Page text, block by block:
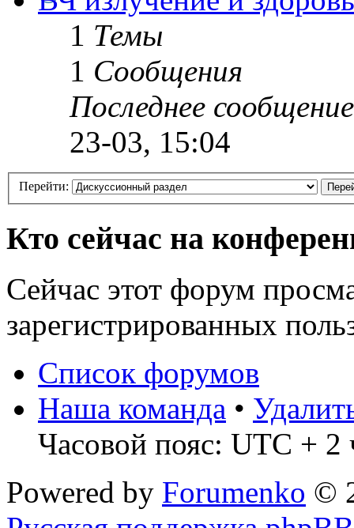
1 Темы
1 Сообщения
Последнее сообщение
23-03, 15:04
Перейти:
Кто сейчас на
Сейчас этот форум
зарегистрированных
Список форумов
Наша команда •
Часовой пояс: UTC + 2
Powered by Forumenko ©